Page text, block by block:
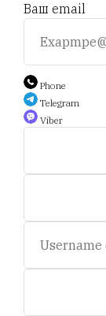
Ваш email
Phone
Telegram
Viber